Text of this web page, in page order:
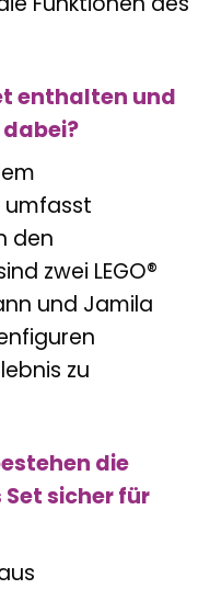
enthalten und
umfasst
den
zwei LEGO®
und Jamila
zu
die
Set sicher für